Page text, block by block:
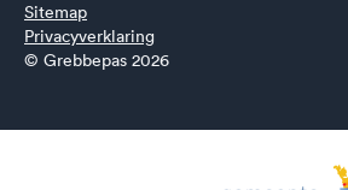
Sitemap
Privacyverklaring
© Grebbepas 2026